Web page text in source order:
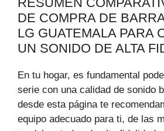
DE COMPRA DE
LG GUATEMALA PARA
UN SONIDO DE ALTA
En tu hogar, es fundamental
serie con una calidad de sonido
desde esta página te
equipo adecuado para ti, de las